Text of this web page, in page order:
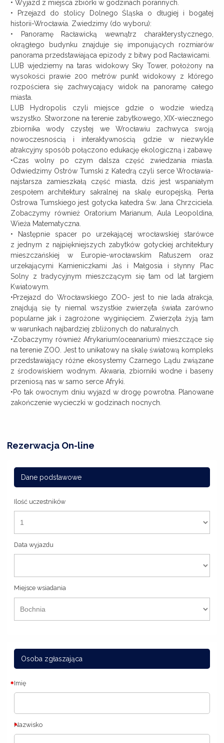
• Wyjazd z miejsca zbiórki w godzinach porannych.
• Przejazd do stolicy Dolnego Śląska o długiej i bogatej
historii-Wrocławia. Zwiedzimy (do wyboru):
• Panoramę Racławicką wewnątrz charakterystycznego,
okrągłego budynku znajduje się imponujących rozmiarów
panorama przedstawiająca epizody z bitwy pod Racławicami.
LUB wjedziemy na taras widokowy Sky Tower, położony na
wysokości prawie 200 metrów punkt widokowy z którego
rozpościera się zachwycający widok na panoramę całego
miasta.
LUB Hydropolis czyli miejsce gdzie o wodzie wiedzą
wszystko. Stworzone na terenie zabytkowego, XIX-wiecznego
zbiornika wody czystej we Wrocławiu zachwyca swoją
nowoczesnością i interaktywnością gdzie w niezwykle
atrakcyjny sposób połączono edukację ekologiczną i zabawę
•Czas wolny po czym dalsza część zwiedzania miasta.
Odwiedzimy Ostrów Tumski z Katedrą czyli serce Wrocławia-
najstarsza zamieszkałą część miasta, dziś jest wspaniałym
zespołem architektury sakralnej na skalę europejską. Perła
Ostrowa Tumskiego jest gotycka katedra Św. Jana Chrzciciela.
Zobaczymy również Oratorium Marianum, Aula Leopoldina,
Wieża Matematyczna.
• Następnie spacer po urzekającej wrocławskiej starówce
z jednym z najpiękniejszych zabytków gotyckiej architektury
mieszczańskiej w Europie-wrocławskim Ratuszem oraz
urzekającymi Kamieniczkami Jaś i Małgosia i słynny Plac
Solny z tradycyjnym mieszczącym się tam od lat targiem
Kwiatowym.
•Przejazd do Wrocławskiego ZOO- jest to nie lada atrakcja,
znajdują się ty niemal wszystkie zwierzęta świata zarówno
popularne jak i zagrożone wyginięciem. Zwierzęta żyją tam
w warunkach najbardziej zbliżonych do naturalnych.
•Zobaczymy również Afrykarium(oceanarium) mieszczące się
na terenie ZOO. Jest to unikatowy na skalę światową kompleks
przedstawiający różne ekosystemy Czarnego Lądu związane
z środowiskiem wodnym. Akwaria, zbiorniki wodne i baseny
przeniosą nas w samo serce Afryki.
•Po tak owocnym dniu wyjazd w drogę powrotna. Planowane
zakończenie wycieczki w godzinach nocnych.
Rezerwacja On-line
Dane podstawowe
Ilość uczestników
Data wyjazdu
Miejsce wsiadania
Osoba zgłaszająca
Imię
Nazwisko